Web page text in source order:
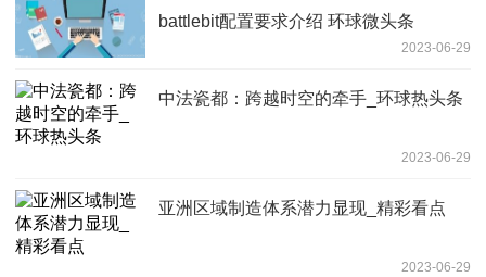
battlebit配置要求介绍 环球微头条
2023-06-29
中法瓷都：跨越时空的牵手_环球热头条
2023-06-29
亚洲区域制造体系潜力显现_精彩看点
2023-06-29